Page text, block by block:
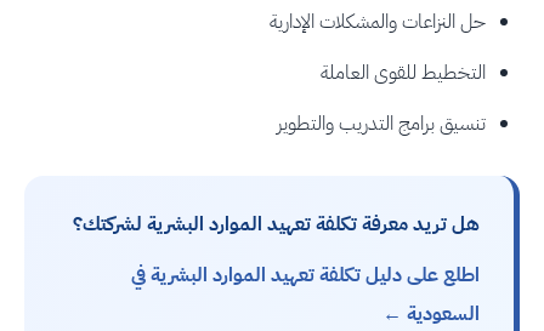
حل النزاعات والمشكلات الإدارية
التخطيط للقوى العاملة
تنسيق برامج التدريب والتطوير
هل تريد معرفة تكلفة تعهيد الموارد البشرية لشركتك؟
اطلع على دليل تكلفة تعهيد الموارد البشرية في
السعودية ←